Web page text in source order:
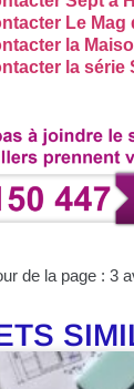
Le Mag
la
la série
de la page : 3